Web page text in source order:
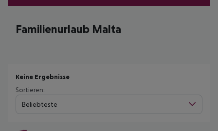
Familienurlaub Malta
Keine Ergebnisse
Sortieren:
Beliebteste